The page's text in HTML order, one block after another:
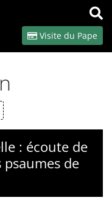
OK
Visite du Pape
: écoute de
de